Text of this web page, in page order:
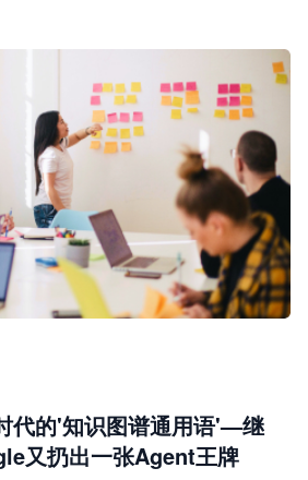
的'知识图谱通用语'—继
又扔出一张Agent王牌